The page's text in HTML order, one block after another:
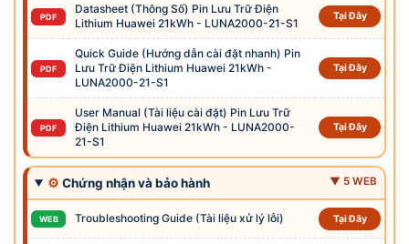
PDF
Datasheet (Thông Số) Pin Lưu Trữ Điện
Lithium Huawei 21kWh - LUNA2000-21-S1
Tại Đây
PDF
Quick Guide (Hướng dẫn cài đặt nhanh) Pin
Lưu Trữ Điện Lithium Huawei 21kWh -
LUNA2000-21-S1
Tại Đây
PDF
User Manual (Tài liệu cài đặt) Pin Lưu Trữ
Điện Lithium Huawei 21kWh - LUNA2000-
21-S1
Tại Đây
⚙ Chứng nhận và bảo hành ▼ 5 WEB
WEB Troubleshooting Guide (Tài liệu xử lý lỗi) Tại Đây